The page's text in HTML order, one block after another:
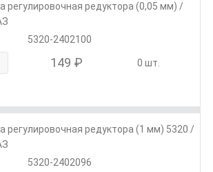
регулировочная редуктора (0,05 мм) /
5320-2402100
149 ₽ 0 шт.
регулировочная редуктора (1 мм) 5320 /
5320-2402096